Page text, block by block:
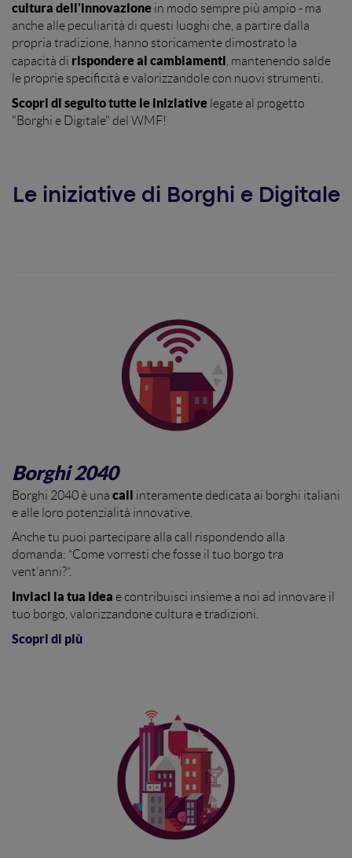
cultura dell'innovazione in modo sempre più ampio - ma
anche alle peculiarità di questi luoghi che, a partire dalla
propria tradizione, hanno storicamente dimostrato la
capacità di rispondere ai cambiamenti , mantenendo salde
le proprie specificità e valorizzandole con nuovi strumenti.
Scopri di seguito tutte le iniziative legate al progetto
"Borghi e Digitale" del WMF!
Le iniziative di Borghi e Digitale
Borghi 2040
Borghi 2040 è una call interamente dedicata ai borghi italiani
e alle loro potenzialità innovative.
Anche tu puoi partecipare alla call rispondendo alla
domanda: “Come vorresti che fosse il tuo borgo tra
vent’anni?”.
Inviaci la tua idea e contribuisci insieme a noi ad innovare il
tuo borgo, valorizzandone cultura e tradizioni.
Scopri di più